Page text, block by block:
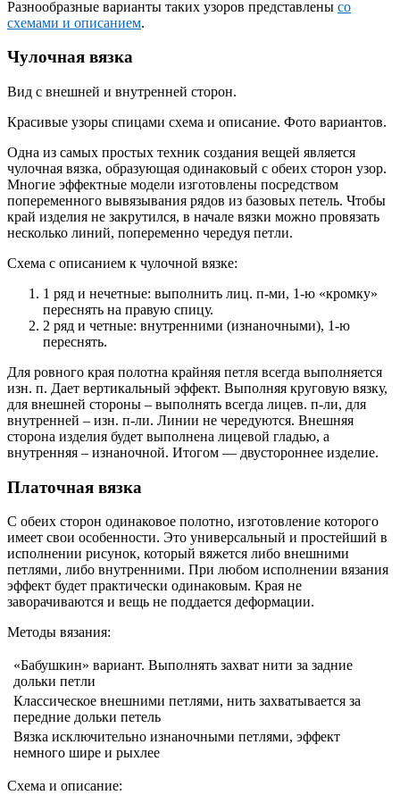
Разнообразные варианты таких узоров представлены со
схемами и описанием.
Чулочная вязка
Вид с внешней и внутренней сторон.
Красивые узоры спицами схема и описание. Фото вариантов.
Одна из самых простых техник создания вещей является
чулочная вязка, образующая одинаковый с обеих сторон узор.
Многие эффектные модели изготовлены посредством
попеременного вывязывания рядов из базовых петель. Чтобы
край изделия не закрутился, в начале вязки можно провязать
несколько линий, попеременно чередуя петли.
Схема с описанием к чулочной вязке:
1 ряд и нечетные: выполнить лиц. п-ми, 1-ю «кромку»
переснять на правую спицу.
2 ряд и четные: внутренними (изнаночными), 1-ю
переснять.
Для ровного края полотна крайняя петля всегда выполняется
изн. п. Дает вертикальный эффект. Выполняя круговую вязку,
для внешней стороны – выполнять всегда лицев. п-ли, для
внутренней – изн. п-ли. Линии не чередуются. Внешняя
сторона изделия будет выполнена лицевой гладью, а
внутренняя – изнаночной. Итогом — двустороннее изделие.
Платочная вязка
С обеих сторон одинаковое полотно, изготовление которого
имеет свои особенности. Это универсальный и простейший в
исполнении рисунок, который вяжется либо внешними
петлями, либо внутренними. При любом исполнении вязания
эффект будет практически одинаковым. Края не
заворачиваются и вещь не поддается деформации.
Методы вязания:
«Бабушкин» вариант. Выполнять захват нити за задние
дольки петли
Классическое внешними петлями, нить захватывается за
передние дольки петель
Вязка исключительно изнаночными петлями, эффект
немного шире и рыхлее
Схема и описание: